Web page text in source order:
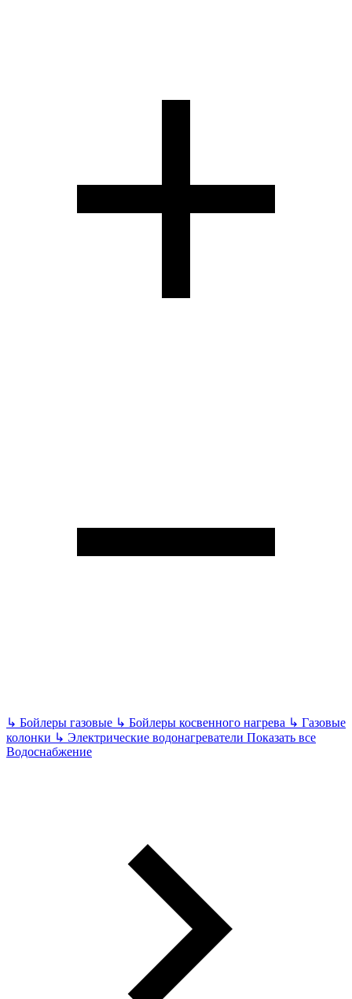
↳ Бойлеры газовые ↳ Бойлеры косвенного нагрева ↳ Газовые
колонки ↳ Электрические водонагреватели Показать все
Водоснабжение